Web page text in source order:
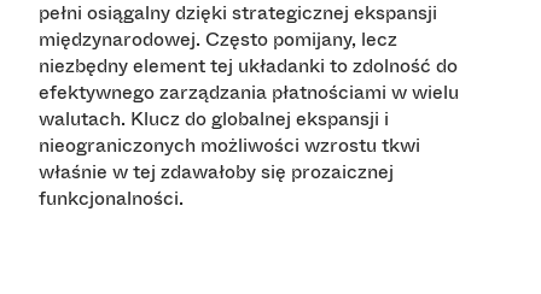
pełni osiągalny dzięki strategicznej ekspansji
międzynarodowej. Często pomijany, lecz
niezbędny element tej układanki to zdolność do
efektywnego zarządzania płatnościami w wielu
walutach. Klucz do globalnej ekspansji i
nieograniczonych możliwości wzrostu tkwi
właśnie w tej zdawałoby się prozaicznej
funkcjonalności.